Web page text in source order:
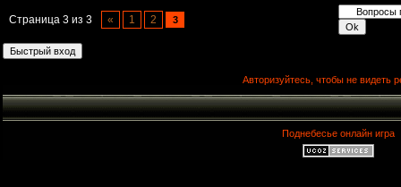
Страница 3 из 3 « 1 2 3
Авторизуйтесь, чтобы не видеть
Поднебесье онлайн игра